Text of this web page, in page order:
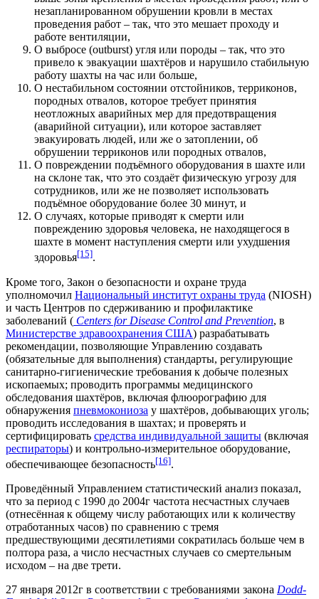
незапланированном обрушении кровли в местах
проведения работ – так, что это мешает проходу и
работе вентиляции,
О выбросе (outburst) угля или породы – так, что это
привело к эвакуации шахтёров и нарушило стабильную
работу шахты на час или больше,
О нестабильном состоянии отстойников, терриконов,
породных отвалов, которое требует принятия
неотложных аварийных мер для предотвращения
(аварийной ситуации), или которое заставляет
эвакуировать людей, или же о затоплении, об
обрушении терриконов или породных отвалов,
О повреждении подъёмного оборудования в шахте или
на склоне так, что это создаёт физическую угрозу для
сотрудников, или же не позволяет использовать
подъёмное оборудование более 30 минут, и
О случаях, которые приводят к смерти или
повреждению здоровья человека, не находящегося в
шахте в момент наступления смерти или ухудшения
здоровья[15].
Кроме того, Закон о безопасности и охране труда
уполномочил Национальный институт охраны труда (NIOSH)
и часть Центров по сдерживанию и профилактике
заболеваний ( Centers for Disease Control and Prevention, в
Министерстве здравоохранения США) разрабатывать
рекомендации, позволяющие Управлению создавать
(обязательные для выполнения) стандарты, регулирующие
санитарно-гигиенические требования к добыче полезных
ископаемых; проводить программы медицинского
обследования шахтёров, включая флюорографию для
обнаружения пневмокониоза у шахтёров, добывающих уголь;
проводить исследования в шахтах; и проверять и
сертифицировать средства индивидуальной защиты (включая
респираторы) и контрольно-измерительное оборудование,
обеспечивающее безопасность[16].
Проведённый Управлением статистический анализ показал,
что за период с 1990 до 2004г частота несчастных случаев
(отнесённая к общему числу работающих или к количеству
отработанных часов) по сравнению с тремя
предшествующими десятилетиями сократилась больше чем в
полтора раза, а число несчастных случаев со смертельным
исходом – на две трети.
27 января 2012г в соответствии с требованиями закона Dodd-